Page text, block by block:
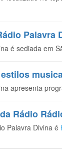
Palavra
é sediada em
apresenta
Rádio
Palavra Divina é